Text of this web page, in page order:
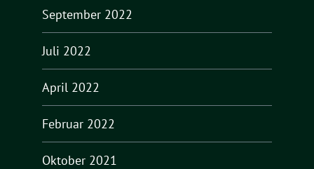
September 2022
Juli 2022
April 2022
Februar 2022
Oktober 2021